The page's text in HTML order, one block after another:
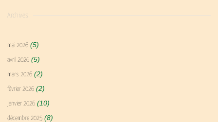
Archives
mai 2026 (5)
avril 2026 (5)
mars 2026 (2)
février 2026 (2)
janvier 2026 (10)
décembre 2025 (8)